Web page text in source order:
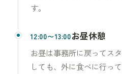
す。
12:00〜13:00お昼休憩
お昼は事務所に戻ってス
しても、外に食べに行っ